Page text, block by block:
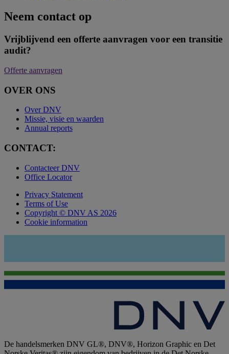
Neem contact op
Vrijblijvend een offerte aanvragen voor een transitie
audit?
Offerte aanvragen
OVER ONS
Over DNV
Missie, visie en waarden
Annual reports
CONTACT:
Contacteer DNV
Office Locator
Privacy Statement
Terms of Use
Copyright © DNV AS 2026
Cookie information
De handelsmerken DNV GL®, DNV®, Horizon Graphic en Det